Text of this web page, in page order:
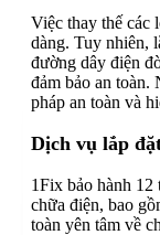
Việc thay thế các
dàng. Tuy nhiên,
đường dây điện
đảm bảo an toàn.
pháp an toàn và
Dịch vụ lắp
1Fix bảo hành 12
chữa điện, bao
toàn yên tâm về